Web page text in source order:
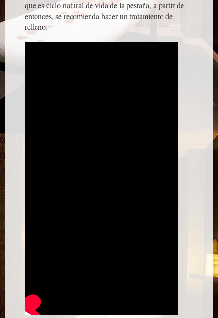
que es ciclo natural de vida de la pestaña, a partir de
entonces, se recomienda hacer un tratamiento de
relleno.